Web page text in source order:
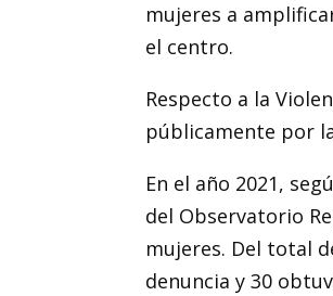
mujeres a
el centro.
Respecto a la
públicamente por
En el año 2021,
del Observatorio
mujeres. Del total
denuncia y 30